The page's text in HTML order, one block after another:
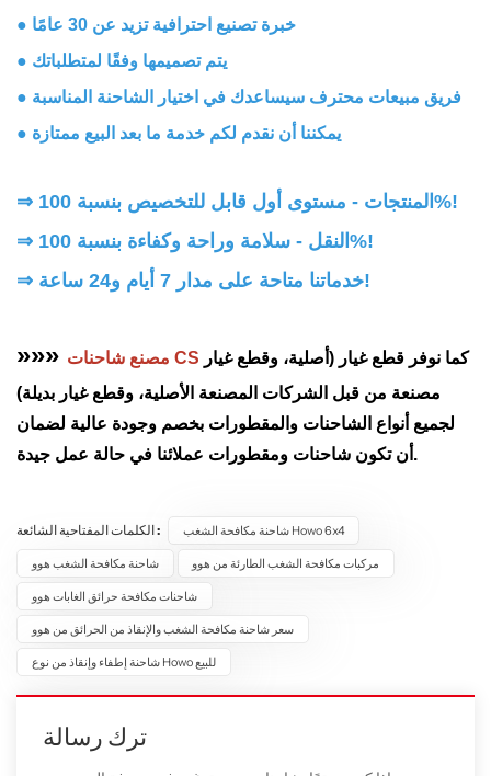
● خبرة تصنيع احترافية تزيد عن 30 عامًا
● يتم تصميمها وفقًا لمتطلباتك
● فريق مبيعات محترف سيساعدك في اختيار الشاحنة المناسبة
● يمكننا أن نقدم لكم خدمة ما بعد البيع ممتازة
⇒ المنتجات - مستوى أول قابل للتخصيص بنسبة 100%!
⇒
النقل - سلامة وراحة وكفاءة بنسبة 100%!
⇒
خدماتنا متاحة على مدار 7 أيام و24 ساعة!
»»» مصنع شاحنات CS كما نوفر قطع غيار (أصلية، وقطع غيار
مصنعة من قبل الشركات المصنعة الأصلية، وقطع غيار بديلة)
لجميع أنواع الشاحنات والمقطورات بخصم وجودة عالية لضمان
أن تكون شاحنات ومقطورات عملائنا في حالة عمل جيدة.
الكلمات المفتاحية الشائعة : شاحنة مكافحة الشغب Howo 6x4
شاحنة مكافحة الشغب هوو مركبات مكافحة الشغب الطارئة من هوو
شاحنات مكافحة حرائق الغابات هوو
سعر شاحنة مكافحة الشغب والإنقاذ من الحرائق من هوو
شاحنة إطفاء وإنقاذ من نوع Howo للبيع
ترك رسالة